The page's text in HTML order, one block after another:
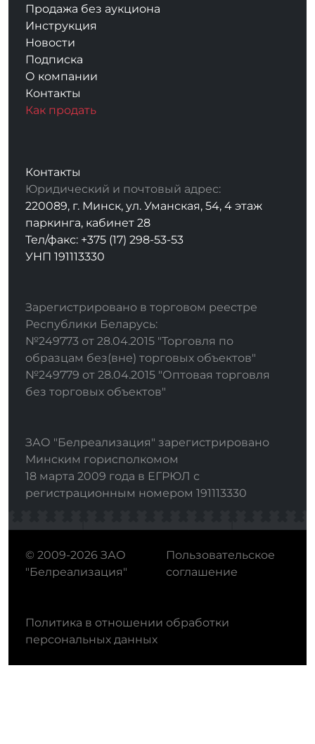
Продажа без аукциона
Инструкция
Новости
Подписка
О компании
Контакты
Как продать
Контакты
Юридический и почтовый адрес:
220089, г. Минск, ул. Уманская, 54, 4 этаж
паркинга, кабинет 28
Тел/факс: +375 (17) 298-53-53
УНП 191113330
Зарегистрировано в торговом реестре
Республики Беларусь:
№249773 от 28.04.2015 "Торговля по
образцам без(вне) торговых объектов"
№249779 от 28.04.2015 "Оптовая торговля
без торговых объектов"
ЗАО "Белреализация" зарегистрировано
Минским горисполкомом
18 марта 2009 года в ЕГРЮЛ с
регистрационным номером 191113330
© 2009-2026 ЗАО
"Белреализация"
Пользовательское
соглашение
Политика в отношении обработки
персональных данных